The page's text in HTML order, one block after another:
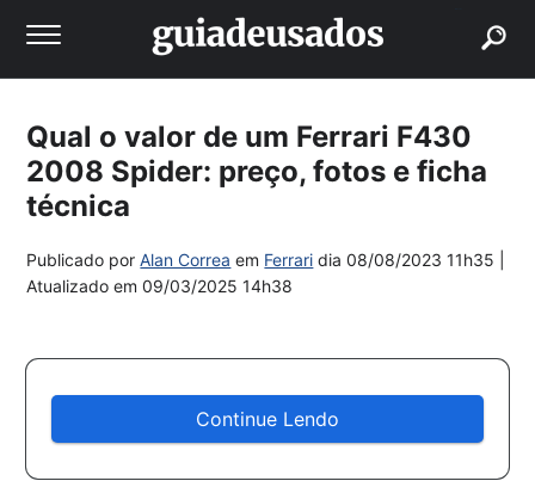
Qual o valor de um Ferrari F430
2008 Spider: preço, fotos e ficha
técnica
Publicado porAlan Correa em Ferrari dia08/08/2023 11h35
Atualizado em09/03/2025 14h38
Continue Lendo